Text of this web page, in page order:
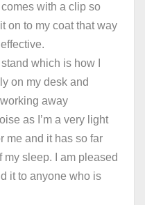
with a clip so
on to my coat that way
which is how I
on my desk and
away
as I’m a very light
me and it has so far
sleep. I am pleased
it to anyone who is